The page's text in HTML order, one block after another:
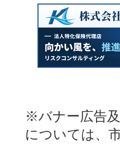
※バナー広告
については、